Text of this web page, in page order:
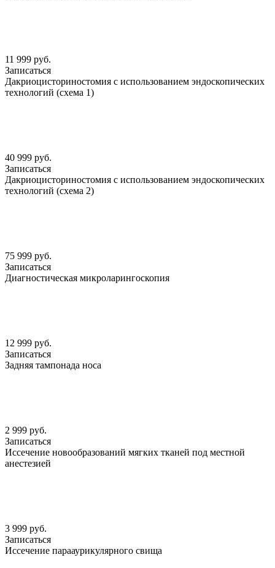
11 999 руб.
Записаться
Дакриоцисториностомия с использованием эндоскопических
технологий (схема 1)
40 999 руб.
Записаться
Дакриоцисториностомия с использованием эндоскопических
технологий (схема 2)
75 999 руб.
Записаться
Диагностическая микроларингоскопия
12 999 руб.
Записаться
Задняя тампонада носа
2 999 руб.
Записаться
Иссечение новообразований мягких тканей под местной
анестезией
3 999 руб.
Записаться
Иссечение парааурикулярного свища